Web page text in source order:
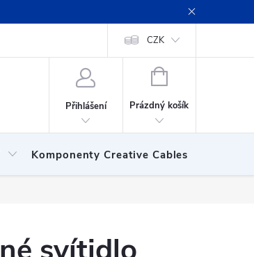
Podmínky ochrany
CZK
Přihlášení
NÁKUPNÍ
Prázdný košík
Komponenty Creative Cables